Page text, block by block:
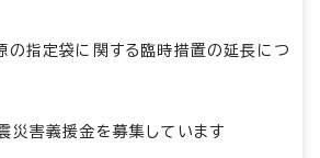
の指定袋に関する臨時措置の延長につ
災害義援金を募集しています